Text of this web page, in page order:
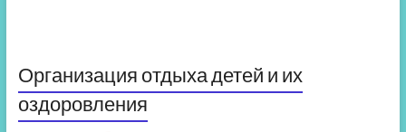
Организация отдыха детей и их
оздоровления